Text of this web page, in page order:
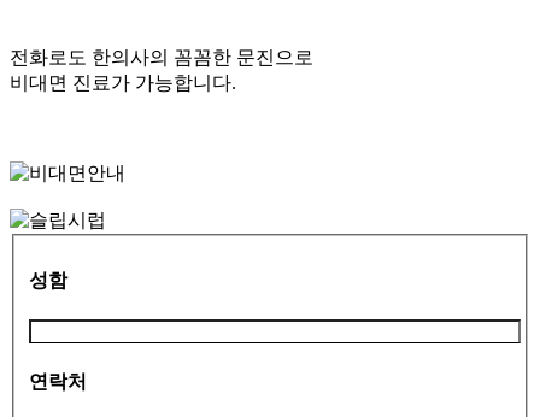
전화로도 한의사의 꼼꼼한 문진으로
비대면 진료가 가능합니다.
성함
연락처